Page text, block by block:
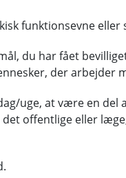
funktionsevne
du har fået
der arbejder
uge, at være en del
offentlige eller